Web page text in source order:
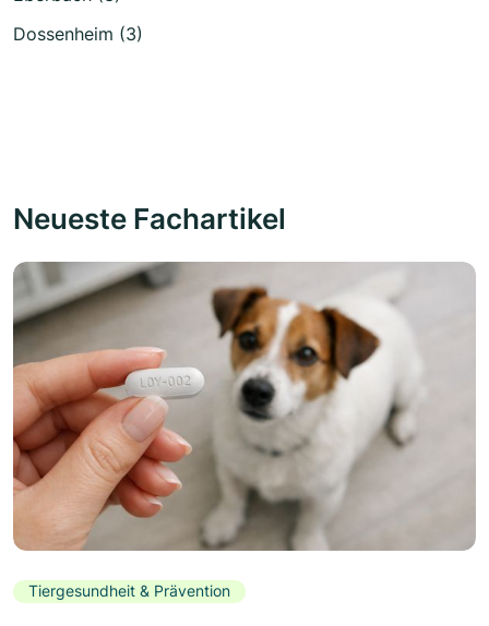
Dossenheim (3)
Neueste Fachartikel
Tiergesundheit & Prävention